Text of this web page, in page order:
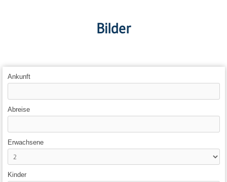
Bilder
Ankunft
Abreise
Erwachsene
Kinder